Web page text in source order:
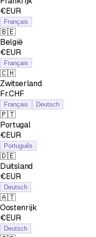
€EUR
Français
🇧🇪
België
€EUR
Français
🇨🇭
Zwitserland
Fr.CHF
Français Deutsch
🇵🇹
Portugal
€EUR
Português
🇩🇪
Duitsland
€EUR
Deutsch
🇦🇹
Oostenrijk
€EUR
Deutsch